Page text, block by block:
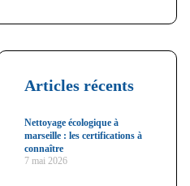
Articles récents
Nettoyage écologique à
marseille : les certifications à
connaître
7 mai 2026